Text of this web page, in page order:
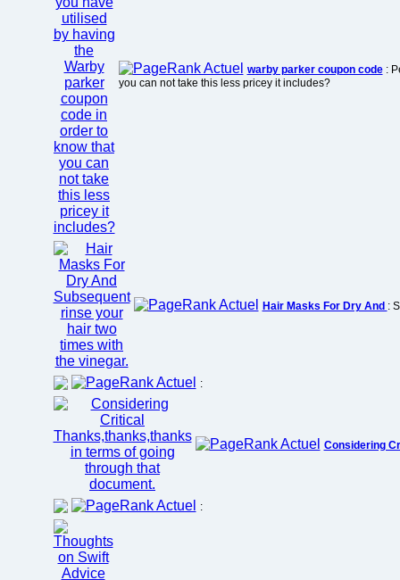
warby parker coupon code:
you can not take this less pricey it includes?
Hair Masks For Dry And :
:
Considering
: